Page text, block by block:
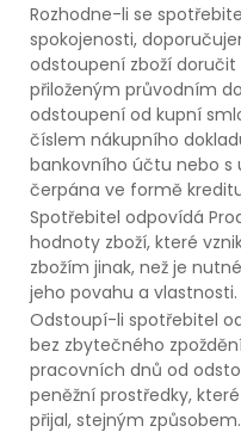
Rozhodne-li se
spokojenosti,
odstoupení zboží doručit
přiloženým průvodním
odstoupení od kupní
číslem nákupního
bankovního účtu nebo s
čerpána ve formě
Spotřebitel odpovídá
hodnoty zboží, které
zbožím jinak, než je
jeho povahu a vlastnosti.
Odstoupí-li spotřebitel
bez zbytečného
pracovních dnů od
peněžní prostředky,
přijal, stejným způsobem.